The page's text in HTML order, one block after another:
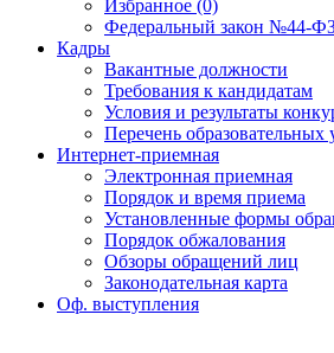
Избранное (0)
Федеральный закон №44-ФЗ
Кадры
Вакантные должности
Требования к кандидатам
Условия и результаты
Перечень образовательных
Интернет-приемная
Электронная приемная
Порядок и время приема
Установленные формы
Порядок обжалования
Обзоры обращений лиц
Законодательная карта
Оф. выступления